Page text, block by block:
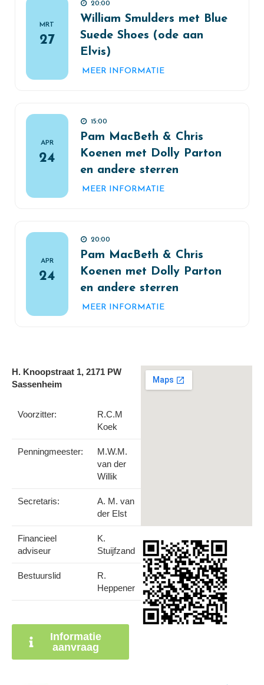
MRT
27
20:00
William Smulders met Blue
Suede Shoes (ode aan
Elvis)
MEER INFORMATIE
APR
24
15:00
Pam MacBeth & Chris
Koenen met Dolly Parton
en andere sterren
MEER INFORMATIE
APR
24
20:00
Pam MacBeth & Chris
Koenen met Dolly Parton
en andere sterren
MEER INFORMATIE
H. Knoopstraat 1, 2171 PW
Sassenheim
Voorzitter:
R.C.M
Koek
Penningmeester:
M.W.M.
van der
Willik
Secretaris:
A. M. van
der Elst
Financieel
adviseur
K.
Stuijfzand
Bestuurslid
R.
Heppener
Informatie
aanvraag